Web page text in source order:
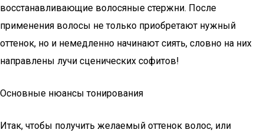
восстанавливающие волосяные стержни. После
применения волосы не только приобретают нужный
оттенок, но и немедленно начинают сиять, словно на них
направлены лучи сценических софитов!
Основные нюансы тонирования
Итак, чтобы получить желаемый оттенок волос, или